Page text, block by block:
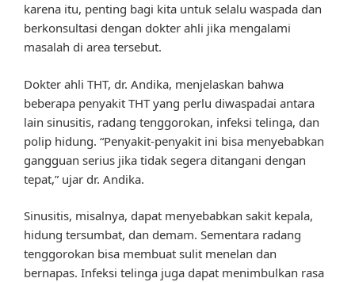
karena itu, penting bagi kita untuk selalu waspada dan
berkonsultasi dengan dokter ahli jika mengalami
masalah di area tersebut.
Dokter ahli THT, dr. Andika, menjelaskan bahwa
beberapa penyakit THT yang perlu diwaspadai antara
lain sinusitis, radang tenggorokan, infeksi telinga, dan
polip hidung. “Penyakit-penyakit ini bisa menyebabkan
gangguan serius jika tidak segera ditangani dengan
tepat,” ujar dr. Andika.
Sinusitis, misalnya, dapat menyebabkan sakit kepala,
hidung tersumbat, dan demam. Sementara radang
tenggorokan bisa membuat sulit menelan dan
bernapas. Infeksi telinga juga dapat menimbulkan rasa